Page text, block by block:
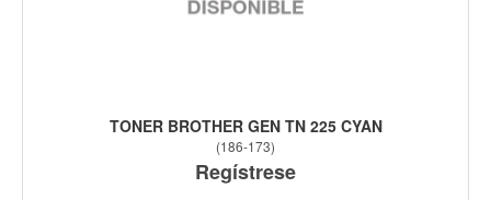
TONER BROTHER GEN TN 225 CYAN
(186-173)
Regístrese